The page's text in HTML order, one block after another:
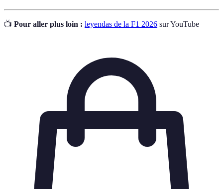
📺 Pour aller plus loin : leyendas de la F1 2026 sur YouTube